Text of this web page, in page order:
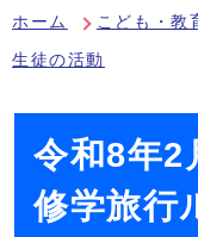
ホーム こども・教
生徒の活動
令和8年2
修学旅行